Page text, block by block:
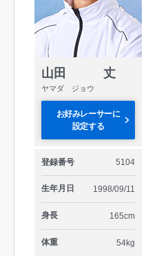
山田 丈
ヤマダ ジョウ
お好みレーサーに
設定する
登録番号 5104
生年月日 1998/09/11
身長 165cm
体重 54kg